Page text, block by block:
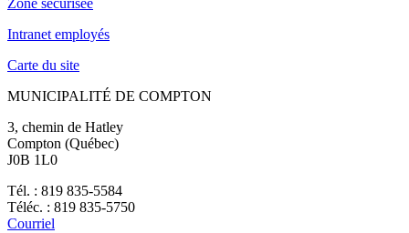
Zone sécurisée
Intranet employés
Carte du site
MUNICIPALITÉ DE COMPTON
3, chemin de Hatley
Compton (Québec)
J0B 1L0
Tél. : 819 835-5584
Téléc. : 819 835-5750
Courriel